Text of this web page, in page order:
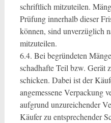
schriftlich mitzuteilen.
Prüfung innerhalb dieser
können, sind unverzüglich
mitzuteilen.
6.4. Bei begründeten
schadhafte Teil bzw. Gerät
schicken. Dabei ist der
angemessene Verpackung
aufgrund unzureichender
Käufer zu entsprechender